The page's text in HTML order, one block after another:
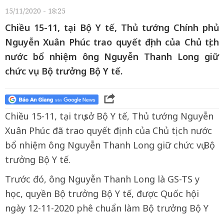
15/11/2020 - 18:25
Chiều 15-11, tại Bộ Y tế, Thủ tướng Chính phủ
Nguyễn Xuân Phúc trao quyết định của Chủ tịch
nước bổ nhiệm ông Nguyễn Thanh Long giữ
chức vụ Bộ trưởng Bộ Y tế.
Chiều 15-11, tại trụ sở Bộ Y tế, Thủ tướng Nguyễn
Xuân Phúc đã trao quyết định của Chủ tịch nước
bổ nhiệm ông Nguyễn Thanh Long giữ chức vụ Bộ
trưởng Bộ Y tế.
Trước đó, ông Nguyễn Thanh Long là GS-TS y
học, quyền Bộ trưởng Bộ Y tế, được Quốc hội
ngày 12-11-2020 phê chuẩn làm Bộ trưởng Bộ Y